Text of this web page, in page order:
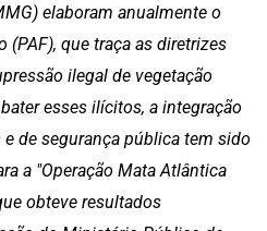
elaboram anualmente o
(PAF), que traça as diretrizes
ilegal de vegetação
esses ilícitos, a integração
de segurança pública tem sido
a "Operação Mata Atlântica
obteve resultados